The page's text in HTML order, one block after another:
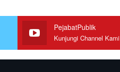
PejabatPublik
Kunjungi Channel Kami